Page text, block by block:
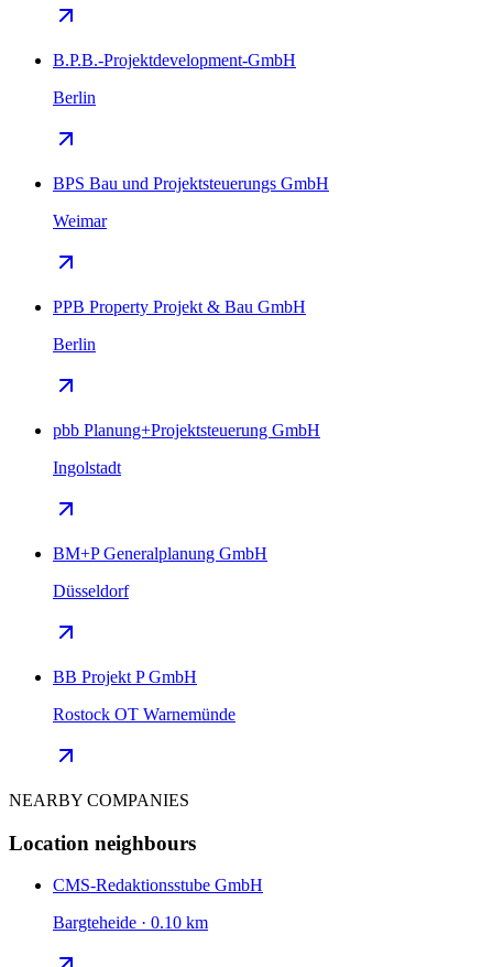
B.P.B.-Projektdevelopment-GmbH
Berlin
BPS Bau und Projektsteuerungs GmbH
Weimar
PPB Property Projekt & Bau GmbH
Berlin
pbb Planung+Projektsteuerung GmbH
Ingolstadt
BM+P Generalplanung GmbH
Düsseldorf
BB Projekt P GmbH
Rostock OT Warnemünde
NEARBY COMPANIES
Location neighbours
CMS-Redaktionsstube GmbH
Bargteheide · 0.10 km